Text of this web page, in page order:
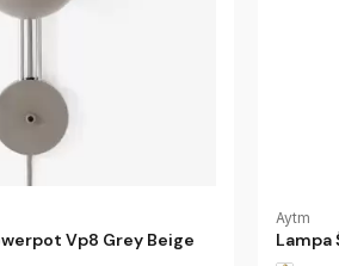
Vp8 Grey Beige
Aytm
Lampa